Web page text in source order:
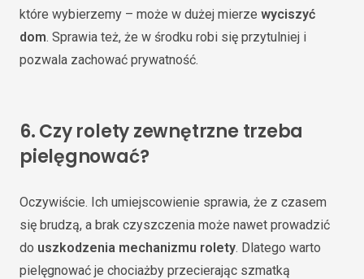
które wybierzemy – może w dużej mierze wyciszyć
dom. Sprawia też, że w środku robi się przytulniej i
pozwala zachować prywatność.
6.Czy rolety zewnętrzne trzeba
pielęgnować?
Oczywiście. Ich umiejscowienie sprawia, że z czasem
się brudzą, a brak czyszczenia może nawet prowadzić
do uszkodzenia mechanizmu rolety. Dlatego warto
pielęgnować je chociażby przecierając szmatką